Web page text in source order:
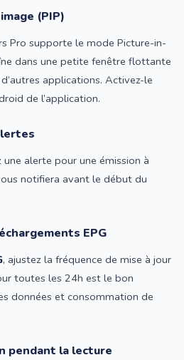
(PIP)
Pro supporte le mode Picture-in-
dans une petite fenêtre flottante
applications. Activez-le
de l’application.
une alerte pour une émission à
notifiera avant le début du
EPG
, ajustez la fréquence de mise à jour
toutes les 24h est le bon
données et consommation de
pendant la lecture